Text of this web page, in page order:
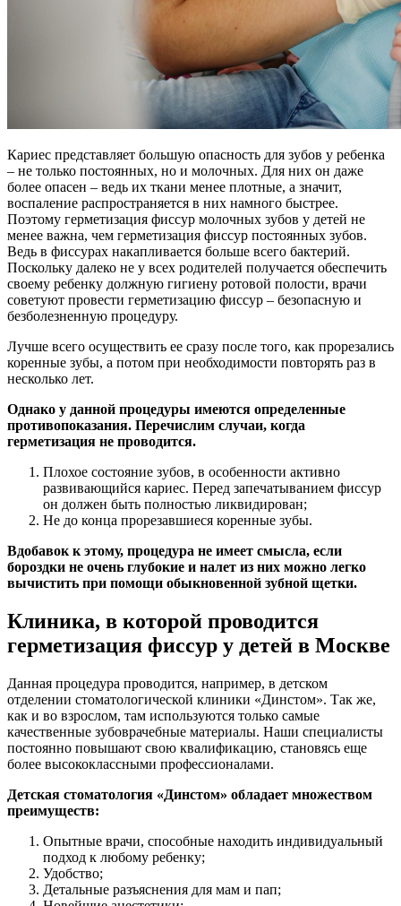
Кариес представляет большую опасность для зубов у ребенка
– не только постоянных, но и молочных. Для них он даже
более опасен – ведь их ткани менее плотные, а значит,
воспаление распространяется в них намного быстрее.
Поэтому герметизация фиссур молочных зубов у детей не
менее важна, чем герметизация фиссур постоянных зубов.
Ведь в фиссурах накапливается больше всего бактерий.
Поскольку далеко не у всех родителей получается обеспечить
своему ребенку должную гигиену ротовой полости, врачи
советуют провести герметизацию фиссур – безопасную и
безболезненную процедуру.
Лучше всего осуществить ее сразу после того, как прорезались
коренные зубы, а потом при необходимости повторять раз в
несколько лет.
Однако у данной процедуры имеются определенные
противопоказания. Перечислим случаи, когда
герметизация не проводится.
Плохое состояние зубов, в особенности активно
развивающийся кариес. Перед запечатыванием фиссур
он должен быть полностью ликвидирован;
Не до конца прорезавшиеся коренные зубы.
Вдобавок к этому, процедура не имеет смысла, если
бороздки не очень глубокие и налет из них можно легко
вычистить при помощи обыкновенной зубной щетки.
Клиника, в которой проводится
герметизация фиссур у детей в Москве
Данная процедура проводится, например, в детском
отделении стоматологической клиники «Динстом». Так же,
как и во взрослом, там используются только самые
качественные зубоврачебные материалы. Наши специалисты
постоянно повышают свою квалификацию, становясь еще
более высококлассными профессионалами.
Детская стоматология «Динстом» обладает множеством
преимуществ:
Опытные врачи, способные находить индивидуальный
подход к любому ребенку;
Удобство;
Детальные разъяснения для мам и пап;